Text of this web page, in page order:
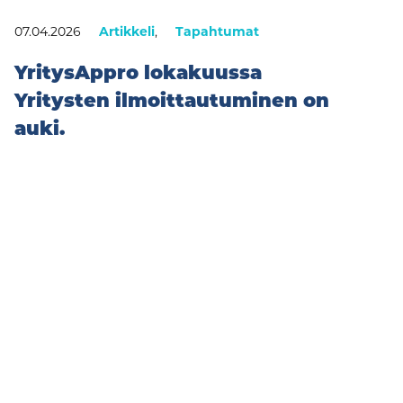
07.04.2026 Artikkeli, Tapahtumat
YritysAppro lokakuussa
Yritysten ilmoittautuminen on
auki.